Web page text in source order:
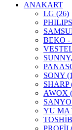
ANAKART
LG (26)
BEKO -
SONY
SHARP
AWOX
YU MA